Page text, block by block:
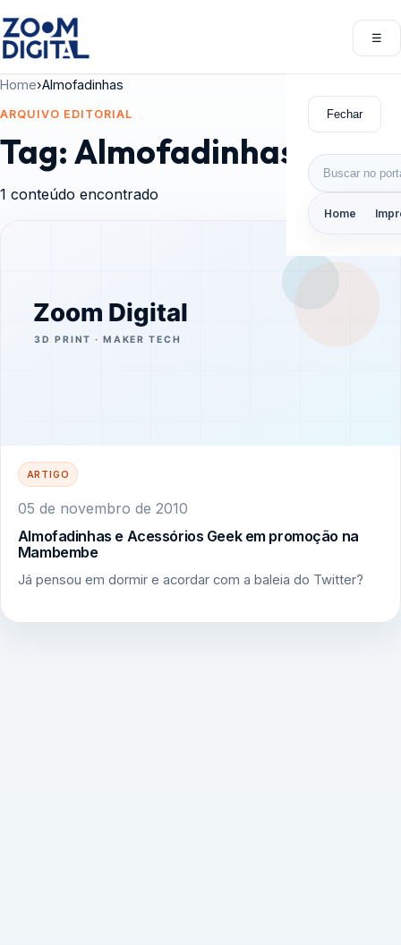
☰
Fechar
Buscar por:
Home
Home›Almofadinhas
ARQUIVO EDITORIAL
Tag:Almofadinhas
1 conteúdo encontrado
ARTIGO
05 de novembro de 2010
Almofadinhas e Acessórios Geek em promoção na
Mambembe
Já pensou em dormir e acordar com a baleia do Twitter?